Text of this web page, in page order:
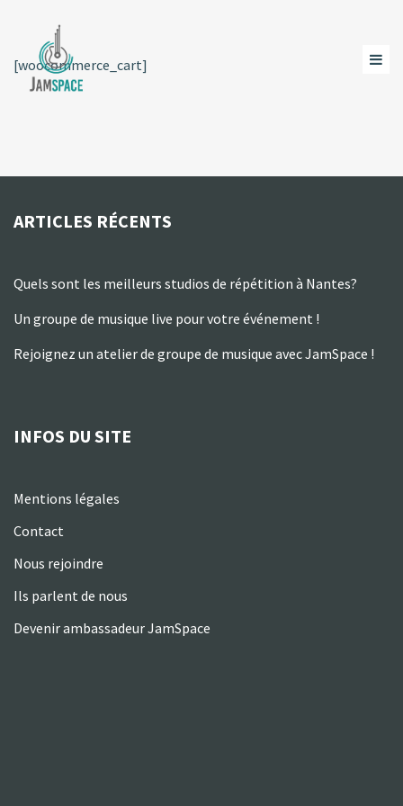
[woocommerce_cart]
ARTICLES RÉCENTS
Quels sont les meilleurs studios de répétition à Nantes?
Un groupe de musique live pour votre événement !
Rejoignez un atelier de groupe de musique avec JamSpace !
INFOS DU SITE
Mentions légales
Contact
Nous rejoindre
Ils parlent de nous
Devenir ambassadeur JamSpace